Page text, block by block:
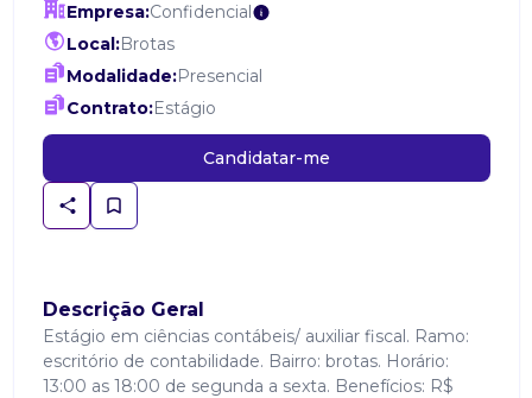
Empresa:Confidencial
Local:Brotas
Modalidade:Presencial
Contrato:Estágio
Candidatar-me
Descrição Geral
Estágio em ciências contábeis/ auxiliar fiscal. Ramo:
escritório de contabilidade. Bairro: brotas. Horário:
13:00 as 18:00 de segunda a sexta. Benefícios: R$